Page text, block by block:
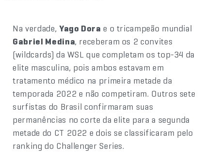
Na verdade, Yago Dora e o tricampeão mundial
Gabriel Medina, receberam os 2 convites
(wildcards) da WSL que completam os top-34 da
elite masculina, pois ambos estavam em
tratamento médico na primeira metade da
temporada 2022 e não competiram. Outros sete
surfistas do Brasil confirmaram suas
permanências no corte da elite para a segunda
metade do CT 2022 e dois se classificaram pelo
ranking do Challenger Series.